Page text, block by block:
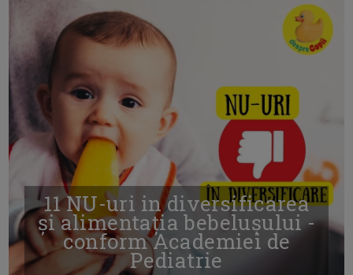
11 NU-uri in diversificarea
și alimentația bebelușului -
conform Academiei de
Pediatrie